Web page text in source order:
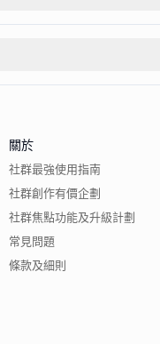
關於
社群最強使用指南
社群創作有價企劃
社群焦點功能及升級計劃
常見問題
條款及細則